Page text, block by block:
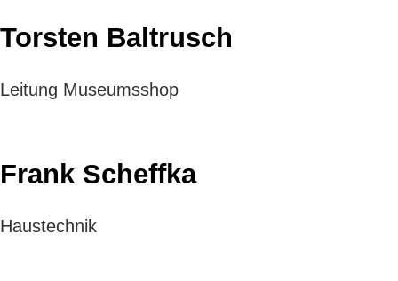
Torsten Baltrusch
Leitung Museumsshop
Frank Scheffka
Haustechnik